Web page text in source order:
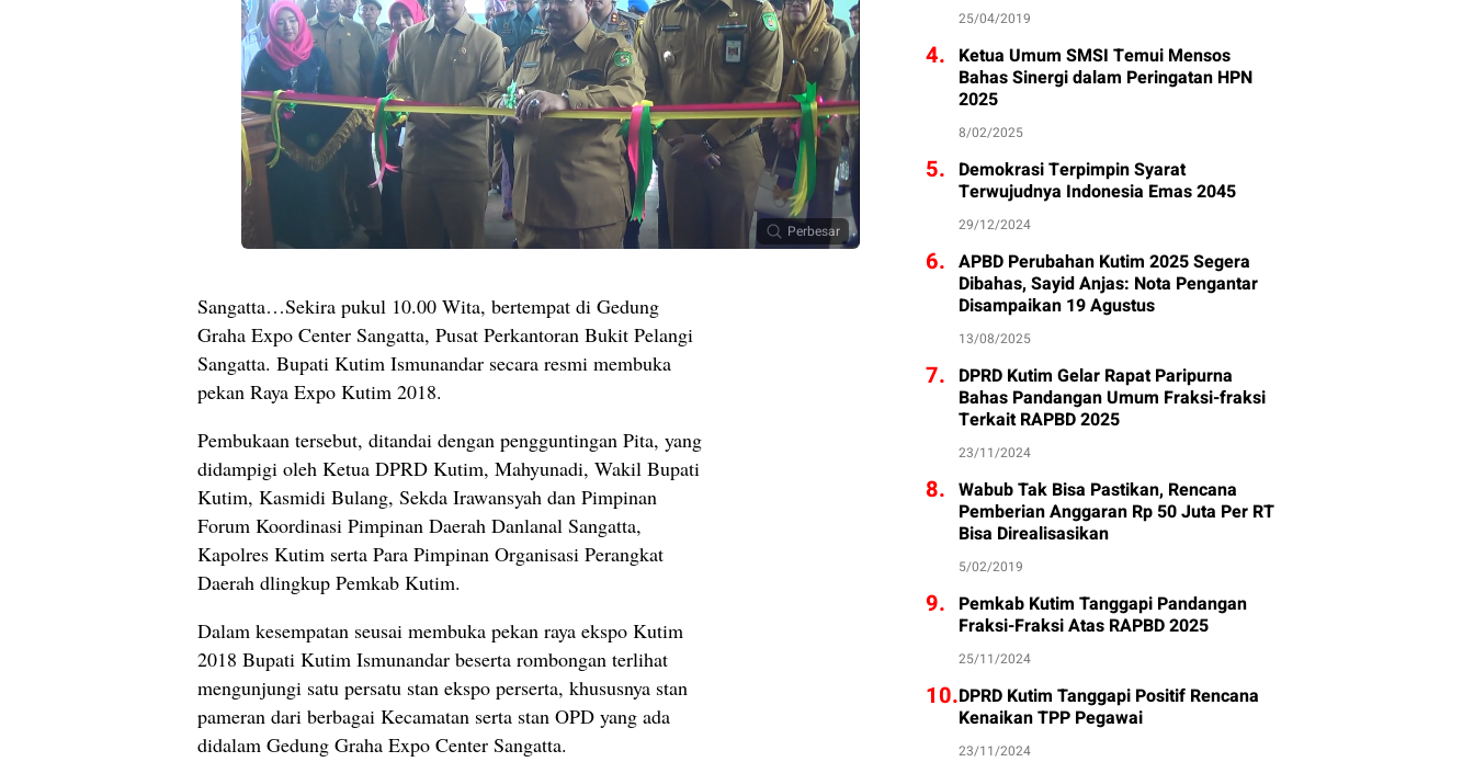
Perbesar
Sangatta…Sekira pukul 10.00 Wita, bertempat di Gedung
Graha Expo Center Sangatta, Pusat Perkantoran Bukit Pelangi
Sangatta. Bupati Kutim Ismunandar secara resmi membuka
pekan Raya Expo Kutim 2018.
Pembukaan tersebut, ditandai dengan pengguntingan Pita, yang
didampigi oleh Ketua DPRD Kutim, Mahyunadi, Wakil Bupati
Kutim, Kasmidi Bulang, Sekda Irawansyah dan Pimpinan
Forum Koordinasi Pimpinan Daerah Danlanal Sangatta,
Kapolres Kutim serta Para Pimpinan Organisasi Perangkat
Daerah dlingkup Pemkab Kutim.
Dalam kesempatan seusai membuka pekan raya ekspo Kutim
2018 Bupati Kutim Ismunandar beserta rombongan terlihat
mengunjungi satu persatu stan ekspo perserta, khususnya stan
pameran dari berbagai Kecamatan serta stan OPD yang ada
didalam Gedung Graha Expo Center Sangatta.
25/04/2019
4. Ketua Umum SMSI Temui Mensos
Bahas Sinergi dalam Peringatan HPN
2025
8/02/2025
5. Demokrasi Terpimpin Syarat
Terwujudnya Indonesia Emas 2045
29/12/2024
6. APBD Perubahan Kutim 2025 Segera
Dibahas, Sayid Anjas: Nota Pengantar
Disampaikan 19 Agustus
13/08/2025
7. DPRD Kutim Gelar Rapat Paripurna
Bahas Pandangan Umum Fraksi-fraksi
Terkait RAPBD 2025
23/11/2024
8. Wabub Tak Bisa Pastikan, Rencana
Pemberian Anggaran Rp 50 Juta Per RT
Bisa Direalisasikan
5/02/2019
9. Pemkab Kutim Tanggapi Pandangan
Fraksi-Fraksi Atas RAPBD 2025
25/11/2024
10.DPRD Kutim Tanggapi Positif Rencana
Kenaikan TPP Pegawai
23/11/2024